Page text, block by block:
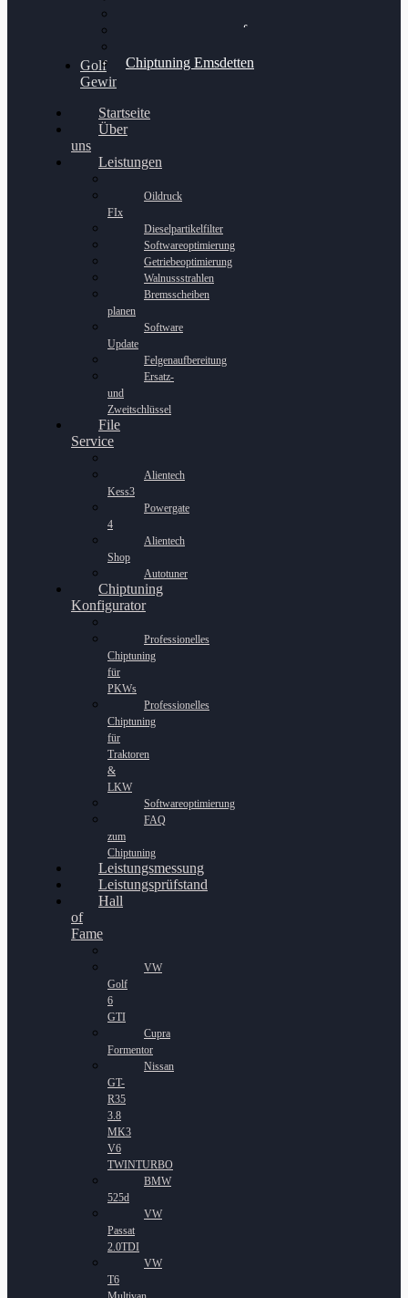
Chiptuning Schüttorf
Chiptuning Emsdetten
Golf
Gewinnspiel
Startseite
Über
uns
Leistungen
Oildruck
FIx
Dieselpartikelfilter
Softwareoptimierung
Getriebeoptimierung
Walnussstrahlen
Bremsscheiben
planen
Software
Update
Felgenaufbereitung
Ersatz-
und
Zweitschlüssel
File
Service
Alientech
Kess3
Powergate
4
Alientech
Shop
Autotuner
Chiptuning
Konfigurator
Professionelles
Chiptuning
für
PKWs
Professionelles
Chiptuning
für
Traktoren
&
LKW
Softwareoptimierung
FAQ
zum
Chiptuning
Leistungsmessung
Leistungsprüfstand
Hall
of
Fame
VW
Golf
6
GTI
Cupra
Formentor
Nissan
GT-
R35
3.8
MK3
V6
TWINTURBO
BMW
525d
VW
Passat
2.0TDI
VW
T6